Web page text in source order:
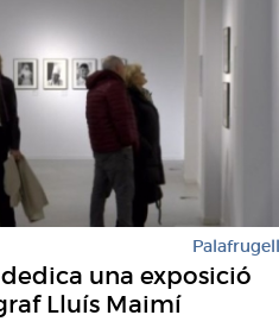
Palafrugell
una exposició
Lluís Maimí